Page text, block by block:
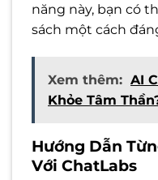
năng này, bạn có
sách một cách
Xem thêm: AI
Khỏe Tâm
Hướng Dẫn
Với ChatLabs